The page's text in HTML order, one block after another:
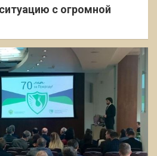
с огромной